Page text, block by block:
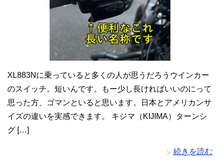
XL883Nに乗っていると多くの人が思うだろうウインカー
のスイッチ。短いんです。もー少し長ければいいのにって
思った方、ゴマンといると思います。日本とアメリカンサ
イズの違いを実感できます。 キジマ（KIJIMA）ターンシ
グ […]
続きを読む